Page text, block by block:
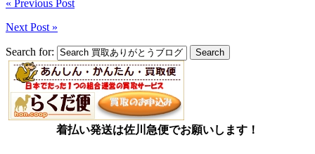
« Previous Post
Next Post »
Search for:
着払い発送は佐川急便でお願いします！